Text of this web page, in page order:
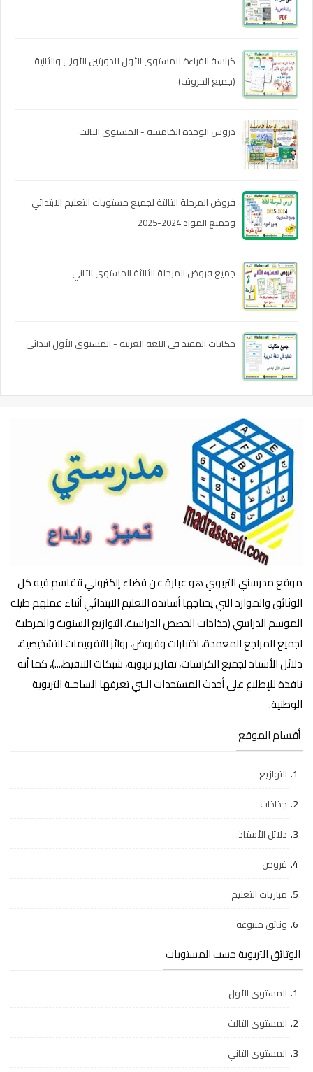
كراسة القراءة للمستوى الأول للدورتين الأولى والثانية
(جميع الحروف)
دروس الوحدة الخامسة - المستوى الثالث
فروض المرحلة الثالثة لجميع مستويات التعليم الابتدائي
وجميع المواد 2024-2025
جميع فروض المرحلة الثالثة المستوى الثاني
حكايات المفيد في اللغة العربية - المستوى الأول ابتدائي
موقع مدرستي التربوي هو عبارة عن فضاء إلكتروني نتقاسم فيه كل
الوثائق والموارد التي يحتاجها أساتذة التعليم الابتدائي أثناء عملهم طيلة
الموسم الدراسي (جذاذات الحصص الدراسية، التوازيع السنوية والمرحلية
لجميع المراجع المعمدة، اختبارات وفروض، روائز التقويمات التشخيصية،
دلائل الأستاذ لجميع الكراسات، تقارير تربوبة، شبكات التنقيط،...)، كما أنه
نافذة للإطلاع على أحدث المستجدات الـتي تعرفها الساحـة التربوية
الوطنية.
أقسام الموقع
التوازيع
جذاذات
دلائل الأستاذ
فروض
مباريات التعليم
وثائق متنوعة
الوثائق التربوية حسب المستويات
المستوى الأول
المستوى الثالث
المستوى الثاني